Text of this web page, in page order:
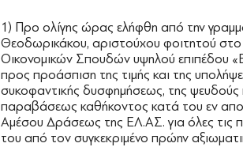
1) Προ ολίγης ώρας ελήφθη από την
Θεοδωρικάκου, αριστούχου φοιτητού στο
Οικονομικών Σπουδών υψηλού επιπέδου
προς προάσπιση της τιμής και της
συκοφαντικής δυσφημήσεως, της
παραβάσεως καθήκοντος κατά του εν
Αμέσου Δράσεως της ΕΛ.ΑΣ. για όλες τις
του από τον συγκεκριμένο πρώην